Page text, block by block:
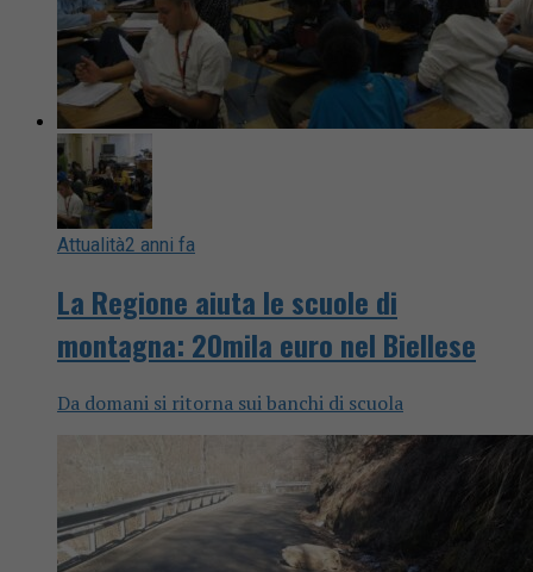
Attualità2 anni fa
La Regione aiuta le scuole di
montagna: 20mila euro nel Biellese
Da domani si ritorna sui banchi di scuola